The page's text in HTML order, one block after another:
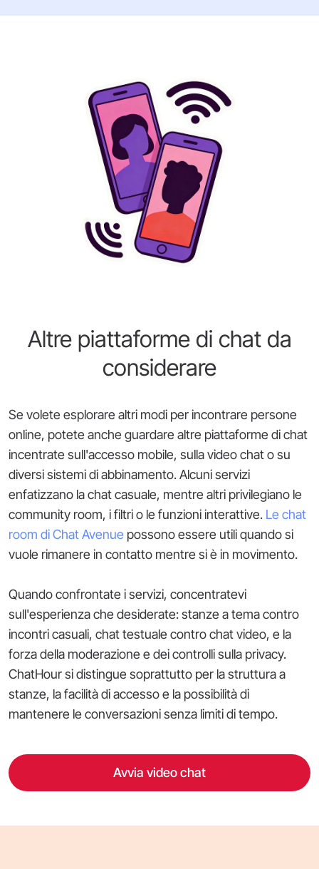
Altre piattaforme di chat da
considerare
Se volete esplorare altri modi per incontrare persone
online, potete anche guardare altre piattaforme di chat
incentrate sull'accesso mobile, sulla video chat o su
diversi sistemi di abbinamento. Alcuni servizi
enfatizzano la chat casuale, mentre altri privilegiano le
community room, i filtri o le funzioni interattive. Le chat
room di Chat Avenue possono essere utili quando si
vuole rimanere in contatto mentre si è in movimento.
Quando confrontate i servizi, concentratevi
sull'esperienza che desiderate: stanze a tema contro
incontri casuali, chat testuale contro chat video, e la
forza della moderazione e dei controlli sulla privacy.
ChatHour si distingue soprattutto per la struttura a
stanze, la facilità di accesso e la possibilità di
mantenere le conversazioni senza limiti di tempo.
Avvia video chat